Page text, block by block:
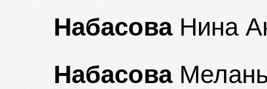
НабасоваНина
Набасова